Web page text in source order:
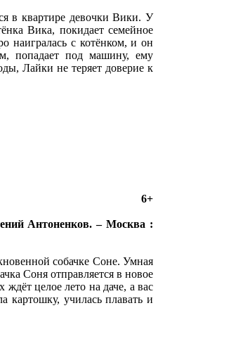
в квартире девочки Вики. У
Вика, покидает семейное
наигралась с котёнком, и он
попадает под машину, ему
Лайки не теряет доверие к
6+
Антоненков. – Москва :
собачке Соне. Умная
Соня отправляется в новое
целое лето на даче, а вас
училась плавать и